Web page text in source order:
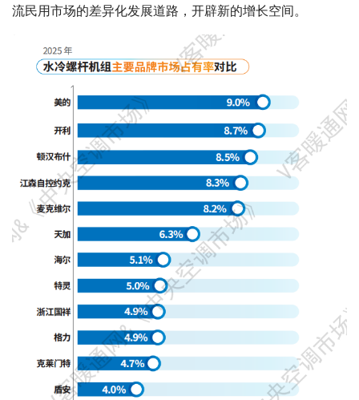
流民用市场的差异化发展道路，开辟新的增长空间。